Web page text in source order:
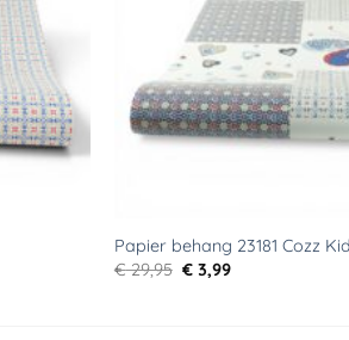
Papier behang 23181 Cozz
€29,95 Oorspronkelijke
€ 3,99Huidige